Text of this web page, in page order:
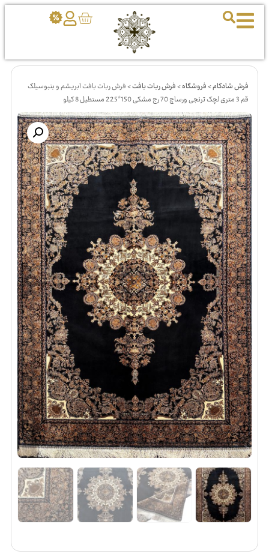
فرش شادکام>فروشگاه>فرش ربات بافت>فرش ربات بافت ابریشم و بنبوسیلک
قم 3 متری لچک ترنجی ورساچ 70 رج مشکی 150*225 مستطیل 8 کیلو